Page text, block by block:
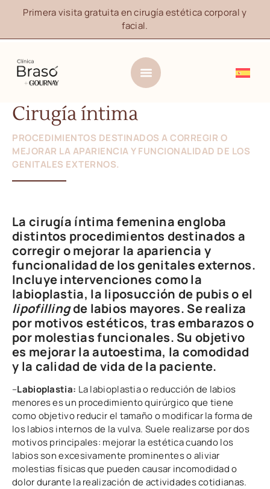
Primera visita gratuita en cirugía estética corporal y
facial.
Cirugía íntima
PROCEDIMIENTOS DESTINADOS A CORREGIR O
MEJORAR LA APARIENCIA Y FUNCIONALIDAD DE LOS
GENITALES EXTERNOS.
La cirugía íntima femenina engloba
distintos procedimientos destinados a
corregir o mejorar la apariencia y
funcionalidad de los genitales externos.
Incluye intervenciones como la
labioplastia, la liposucción de pubis o el
lipofillingde labios mayores. Se realiza
por motivos estéticos, tras embarazos o
por molestias funcionales. Su objetivo
es mejorar la autoestima, la comodidad
y la calidad de vida de la paciente.
–Labioplastia: La labioplastia o reducción de labios
menores es un procedimiento quirúrgico que tiene
como objetivo reducir el tamaño o modificar la forma de
los labios internos de la vulva. Suele realizarse por dos
motivos principales: mejorar la estética cuando los
labios son excesivamente prominentes o aliviar
molestias físicas que pueden causar incomodidad o
dolor durante la realización de actividades cotidianas.